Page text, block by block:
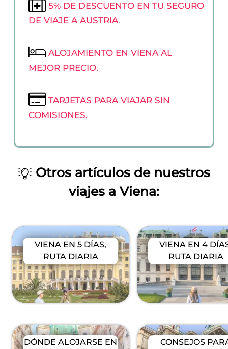
5% DE DESCUENTO EN TU SEGURO
DE VIAJE A AUSTRIA.
ALOJAMIENTO EN VIENA AL
MEJOR PRECIO.
TARJETAS PARA VIAJAR SIN
COMISIONES.
Otros artículos de nuestros
viajes a Viena:
VIENA EN 5 DÍAS,
RUTA DIARIA
VIENA EN 4
RUTA DIARIA
DÓNDE ALOJARSE EN
CONSEJOS